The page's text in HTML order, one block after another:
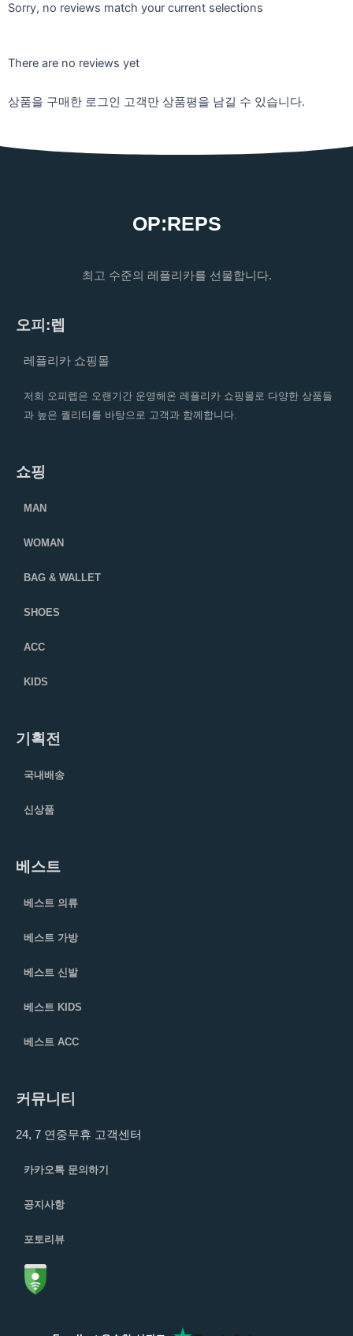
Sorry, no reviews match your current selections
There are no reviews yet
상품을 구매한 로그인 고객만 상품평을 남길 수 있습니다.
OP:REPS
최고 수준의 레플리카를 선물합니다.
오피:렙
레플리카 쇼핑몰
저희 오피렙은 오랜기간 운영해온 레플리카 쇼핑몰로 다양한 상품들
과 높은 퀄리티를 바탕으로 고객과 함께합니다.
쇼핑
MAN
WOMAN
BAG & WALLET
SHOES
ACC
KIDS
기획전
국내배송
신상품
베스트
베스트 의류
베스트 가방
베스트 신발
베스트 KIDS
베스트 ACC
커뮤니티
24, 7 연중무휴 고객센터
카카오톡 문의하기
공지사항
포토리뷰